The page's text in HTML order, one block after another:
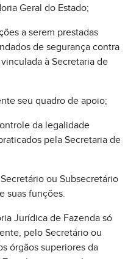
Geral do Estado;
a serem prestadas
de segurança contra
à Secretaria de
seu quadro de apoio;
da legalidade
pela Secretaria de
ou Subsecretário
suas funções.
Jurídica de Fazenda só
pelo Secretário ou
órgãos superiores da